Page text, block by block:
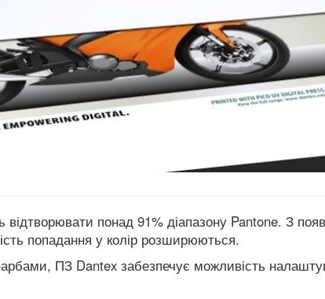
понад 91% діапазону Pantone. З
попадання у колір розширюються.
ПЗ Dantex забезпечує можливість